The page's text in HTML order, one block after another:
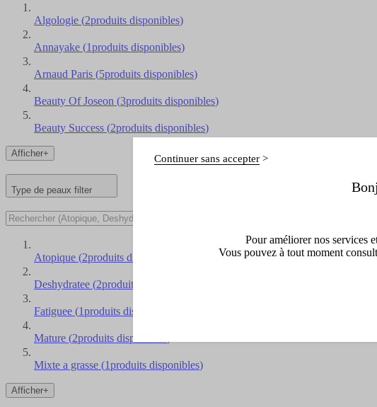
Algologie (2produits disponibles)
Annayake (1produits disponibles)
Arnaud Paris (5produits disponibles)
Beauty Of Joseon (3produits disponibles)
Beauty Success (2produits disponibles)
Afficher+
Type de peaux filter
Atopique (2produits disponibles
Deshydratee (2produits disponibles
Fatiguee (1produits disponibles
Mature (2produits disponibles
Mixte a grasse (1produits disponibles)
Afficher+
Continuer sans accepter
Pour améliorer nos services
Vous pouvez à tout moment